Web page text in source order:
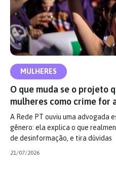
MULHERES
O que muda se o projeto
mulheres como crime for
A Rede PT ouviu uma advogada
gênero: ela explica o que
de desinformação, e tira dúvidas
21/07/2026